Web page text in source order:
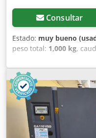
Consultar
Estado: muy bueno
peso total: 1,000 kg,
Compresor de tornillo
Ahoukvvaeqock Con
kW. Caudal de 7,20 m³/
compresor está en